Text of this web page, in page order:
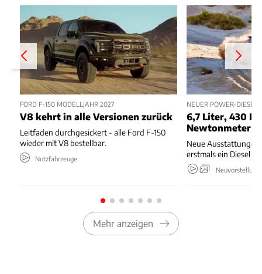
FORD F-150 MODELLJAHR 2027
V8 kehrt in alle Versionen zurück
Leitfaden durchgesickert - alle Ford F-150
wieder mit V8 bestellbar.
Nutzfahrzeuge
NEUER POWER-DIESEL
6,7 Liter, 430
Newtonmeter
Neue
erstmals ein Diesel
Mehr anzeigen